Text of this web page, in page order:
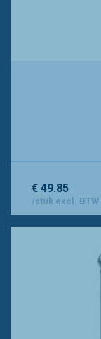
€ 49.85
/stuk excl. BTW